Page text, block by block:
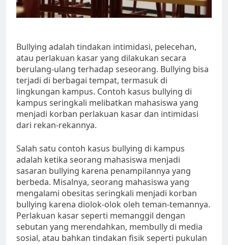
Bullying adalah tindakan intimidasi, pelecehan,
atau perlakuan kasar yang dilakukan secara
berulang-ulang terhadap seseorang. Bullying bisa
terjadi di berbagai tempat, termasuk di
lingkungan kampus. Contoh kasus bullying di
kampus seringkali melibatkan mahasiswa yang
menjadi korban perlakuan kasar dan intimidasi
dari rekan-rekannya.
Salah satu contoh kasus bullying di kampus
adalah ketika seorang mahasiswa menjadi
sasaran bullying karena penampilannya yang
berbeda. Misalnya, seorang mahasiswa yang
mengalami obesitas seringkali menjadi korban
bullying karena diolok-olok oleh teman-temannya.
Perlakuan kasar seperti memanggil dengan
sebutan yang merendahkan, membully di media
sosial, atau bahkan tindakan fisik seperti pukulan